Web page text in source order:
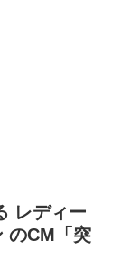
レディー
のCM「突